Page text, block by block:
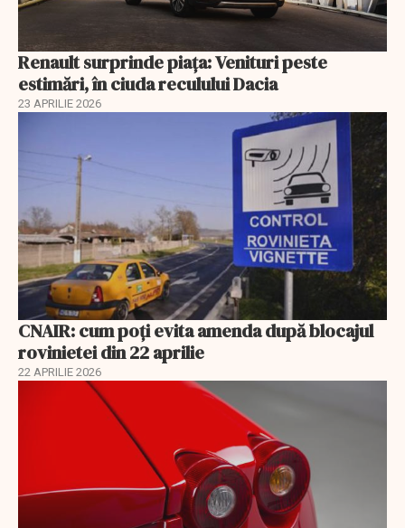
Renault surprinde piața: Venituri peste
estimări, în ciuda reculului Dacia
23 APRILIE 2026
CNAIR: cum poți evita amenda după blocajul
rovinietei din 22 aprilie
22 APRILIE 2026